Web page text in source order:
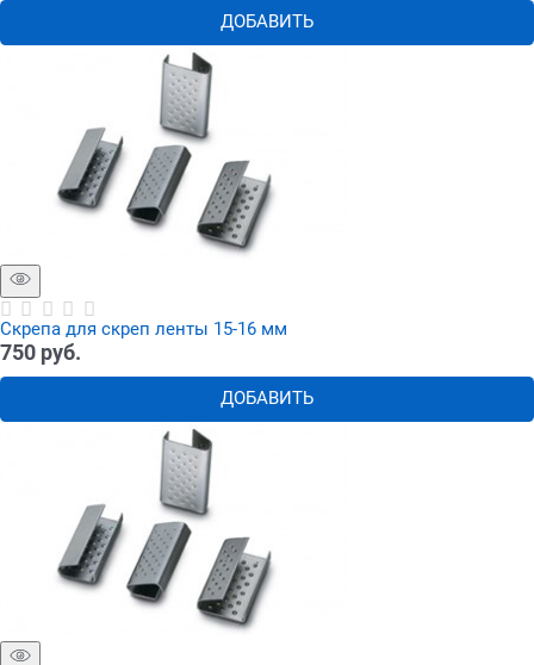
ДОБАВИТЬ
Скрепа для скреп ленты 15-16 мм
750 руб.
ДОБАВИТЬ